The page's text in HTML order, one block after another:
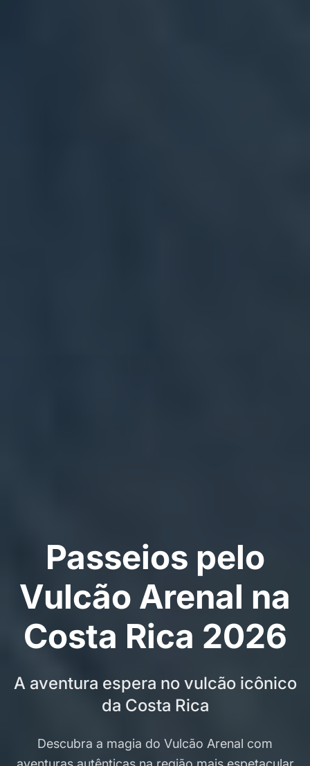
Passeios pelo
Vulcão Arenal na
Costa Rica 2026
A aventura espera no vulcão icônico
da Costa Rica
Descubra a magia do Vulcão Arenal com